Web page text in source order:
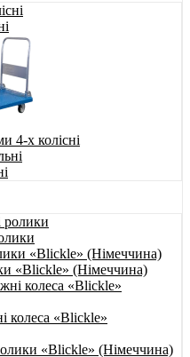
4-х колісні
«Blickle» (Німеччина)
колеса «Blickle»